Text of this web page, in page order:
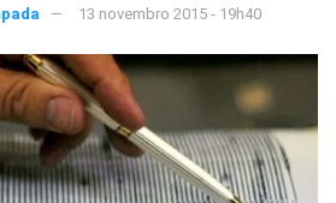
13 novembro 2015 - 19h40